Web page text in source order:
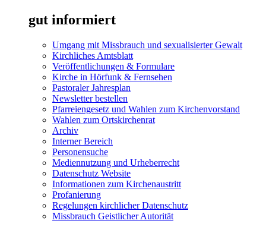
gut informiert
Umgang mit Missbrauch und sexualisierter Gewalt
Kirchliches Amtsblatt
Veröffentlichungen & Formulare
Kirche in Hörfunk & Fernsehen
Pastoraler Jahresplan
Newsletter bestellen
Pfarreiengesetz und Wahlen zum Kirchenvorstand
Wahlen zum Ortskirchenrat
Archiv
Interner Bereich
Personensuche
Mediennutzung und Urheberrecht
Datenschutz Website
Informationen zum Kirchenaustritt
Profanierung
Regelungen kirchlicher Datenschutz
Missbrauch Geistlicher Autorität